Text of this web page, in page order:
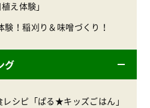
え体験」
験！稲刈り＆味噌づくり！
グ
シピ「ぱる★キッズごはん」